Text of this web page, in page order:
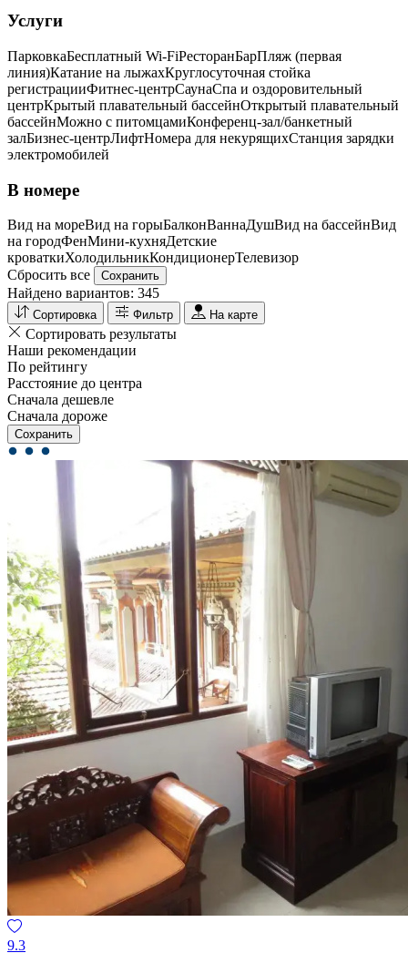
Услуги
ПарковкаБесплатный Wi-FiРесторанБарПляж (первая
линия)Катание на лыжахКруглосуточная стойка
регистрацииФитнес-центрСаунаСпа и оздоровительный
центрКрытый плавательный бассейнОткрытый плавательный
бассейнМожно с питомцамиКонференц-зал/банкетный
залБизнес-центрЛифтНомера для некурящихCтанция зарядки
электромобилей
В номере
Вид на мореВид на горыБалконВаннаДушВид на бассейнВид
на городФенМини-кухняДетские
кроваткиХолодильникКондиционерТелевизор
Сбросить все
Сохранить
Найдено вариантов: 345
Сортировка Фильтр На карте
Сортировать результаты
Наши рекомендации
По рейтингу
Расстояние до центра
Сначала дешевле
Сначала дороже
Сохранить
9.3